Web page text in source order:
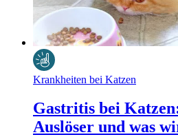
Krankheiten bei Katzen
Gastritis bei
Auslöser und was